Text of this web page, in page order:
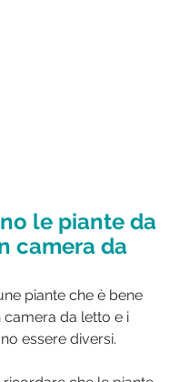
le piante da
camera da
piante che è bene
camera da letto e i
essere diversi.